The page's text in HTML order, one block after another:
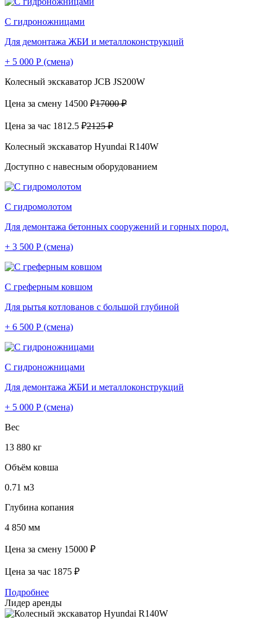
С гидроножницами
Для демонтажа ЖБИ и металлоконструкций
+ 5 000 Р (смена)
Колесный экскаватор JCB JS200W
Цена за смену 14500 ₽17000 ₽
Цена за час 1812.5 ₽2125 ₽
Колесный экскаватор Hyundai R140W
Доступно с навесным оборудованием
С гидромолотом
Для демонтажа бетонных сооружений и горных пород.
+ 3 500 Р (смена)
С греферным ковшом
Для рытья котлованов с большой глубиной
+ 6 500 Р (смена)
С гидроножницами
Для демонтажа ЖБИ и металлоконструкций
+ 5 000 Р (смена)
Вес
13 880 кг
Объём ковша
0.71 м3
Глубина копания
4 850 мм
Цена за смену 15000 ₽
Цена за час 1875 ₽
Подробнее
Лидер аренды